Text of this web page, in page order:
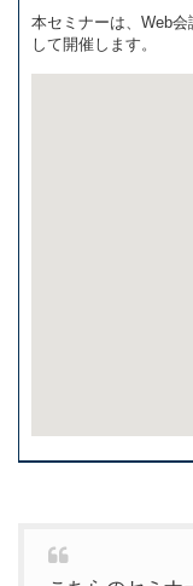
本セミナーは、Web
して開催します。